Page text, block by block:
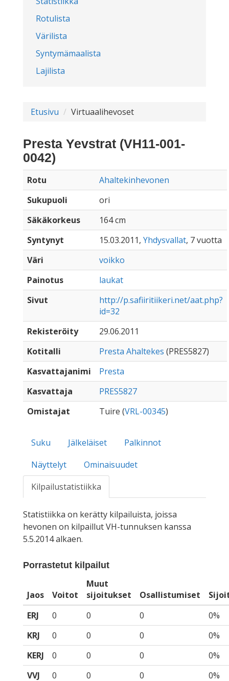
Rotulista
Värilista
Syntymämaalista
Lajilista
Etusivu Virtuaalihevoset
Presta Yevstrat (VH11-001-
0042)
Rotu
Ahaltekinhevonen
Sukupuoli
ori
Säkäkorkeus
164 cm
Syntynyt
15.03.2011, Yhdysvallat, 7 vuotta
Väri
voikko
Painotus
laukat
Sivut
http://p.safiiritiikeri.net/aat.php?
id=32
Rekisteröity
29.06.2011
Kotitalli
Presta Ahaltekes (PRES5827)
Kasvattajanimi
Presta
Kasvattaja
PRES5827
Omistajat
Tuire (VRL-00345)
Suku Jälkeläiset
Palkinnot
Näyttelyt
Ominaisuudet
Kilpailustatistiikka
Statistiikka on kerätty kilpailuista, joissa
hevonen on kilpaillut VH-tunnuksen kanssa
5.5.2014 alkaen.
Porrastetut kilpailut
Jaos Voitot
Muut
sijoitukset
Osallistumiset
ERJ
0 0 0
0%
KRJ
0 0 0
0%
KERJ
0 0 0
0%
VVJ
0 0 0
0%